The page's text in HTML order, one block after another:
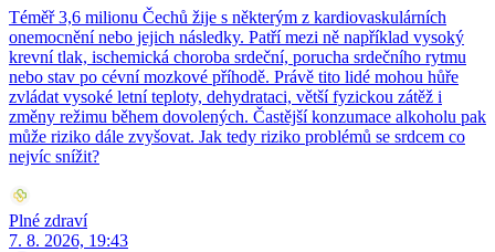
Téměř 3,6 milionu Čechů žije s některým z kardiovaskulárních
onemocnění nebo jejich následky. Patří mezi ně například vysoký
krevní tlak, ischemická choroba srdeční, porucha srdečního rytmu
nebo stav po cévní mozkové příhodě. Právě tito lidé mohou hůře
zvládat vysoké letní teploty, dehydrataci, větší fyzickou zátěž i
změny režimu během dovolených. Častější konzumace alkoholu pak
může riziko dále zvyšovat. Jak tedy riziko problémů se srdcem co
nejvíc snížit?
Plné zdraví
7. 8. 2026, 19:43